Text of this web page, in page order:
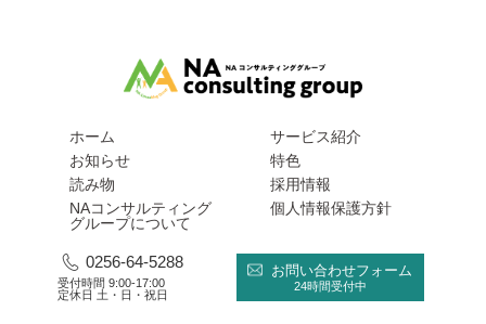
ホーム
お知らせ
読み物
NAコンサルティング
グループについて
サービス紹介
特色
採用情報
個人情報保護方針
0256-64-5288
受付時間 9:00-17:00
定休日 土・日・祝日
お問い合わせフォーム
24時間受付中